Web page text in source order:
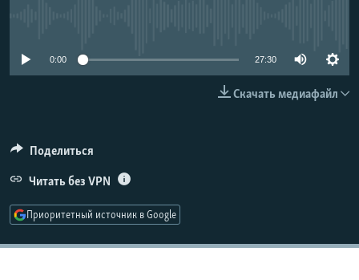
0:00 27:30
Скачать медиафайл
Поделиться
Читать без VPN
Приоритетный источник в Google